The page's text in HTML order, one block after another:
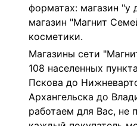
форматах: магазин "у
магазин "Магнит
косметики.
Магазины сети
108 населенных
Пскова до
Архангельска до
работаем для Вас, не